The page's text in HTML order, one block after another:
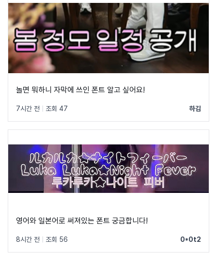
놀면 뭐하니 자막에 쓰인 폰트 알고 싶어요!
7시간 전 조회 47 하김
영어와 일본어로 써져있는 폰트 궁금합니다!
8시간 전 조회 56 0*0t2